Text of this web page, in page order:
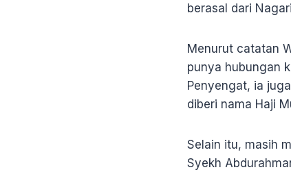
berasal dari
Menurut catatan
punya hubungan
Penyengat, ia
diberi nama Haji
Selain itu, masih
Syekh